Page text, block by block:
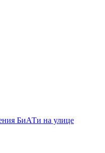
БиАТи на улице